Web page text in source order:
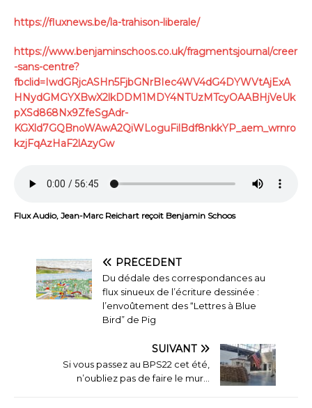
https://fluxnews.be/la-trahison-liberale/
https://www.benjaminschoos.co.uk/fragmentsjournal/creer
-sans-centre?
fbclid=IwdGRjcASHn5FjbGNrBIec4WV4dG4DYWVtAjExA
HNydGMGYXBwX2lkDDM1MDY4NTUzMTcyOAABHjVeUk
pXSd868Nx9ZfeSgAdr-
KGXld7GQBnoWAwA2QiWLoguFilBdf8nkkYP_aem_wrnro
kzjFqAzHaF2lAzyGw
Flux Audio, Jean-Marc Reichart reçoit Benjamin Schoos
PRÉCÉDENT
Du dédale des correspondances au
flux sinueux de l’écriture dessinée :
l’envoûtement des “Lettres à Blue
Bird” de Pig
SUIVANT
Si vous passez au BPS22 cet été,
n’oubliez pas de faire le mur…